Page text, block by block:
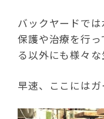
バックヤードで
保護や治療を行
る以外にも様々な
早速、ここにはガ